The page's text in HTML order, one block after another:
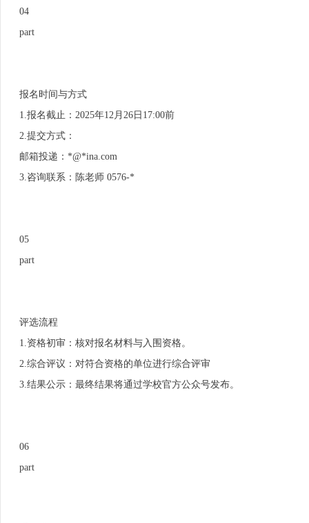
04
part
报名时间与方式
1.报名截止：2025年12月26日17:00前
2.提交方式：
邮箱投递：*@*ina.com
3.咨询联系：陈老师 0576-*
05
part
评选流程
1.资格初审：核对报名材料与入围资格。
2.综合评议：对符合资格的单位进行综合评审
3.结果公示：最终结果将通过学校官方公众号发布。
06
part